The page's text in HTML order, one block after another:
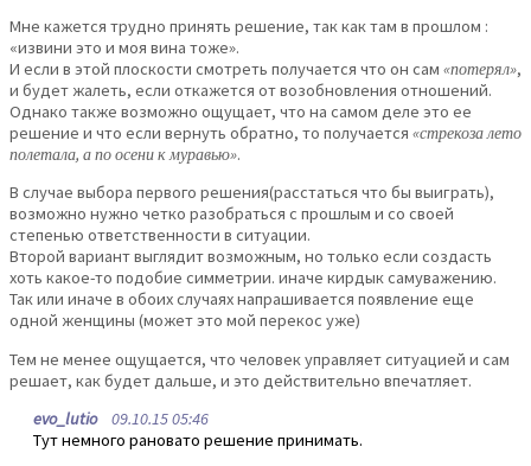
Мне кажется трудно принять решение, так как там в прошлом :
«извини это и моя вина тоже».
И если в этой плоскости смотреть получается что он сам «потерял»,
и будет жалеть, если откажется от возобновления отношений.
Однако также возможно ощущает, что на самом деле это ее
решение и что если вернуть обратно, то получается «стрекоза лето
полетала, а по осени к муравью».
В случае выбора первого решения(расстаться что бы выиграть),
возможно нужно четко разобраться с прошлым и со своей
степенью ответственности в ситуации.
Второй вариант выглядит возможным, но только если создасть
хоть какое-то подобие симметрии. иначе кирдык самуважению.
Так или иначе в обоих случаях напрашивается появление еще
одной женщины (может это мой перекос уже)
Тем не менее ощущается, что человек управляет ситуацией и сам
решает, как будет дальше, и это действительно впечатляет.
evo_lutio09.10.15 05:46
Тут немного рановато решение принимать.